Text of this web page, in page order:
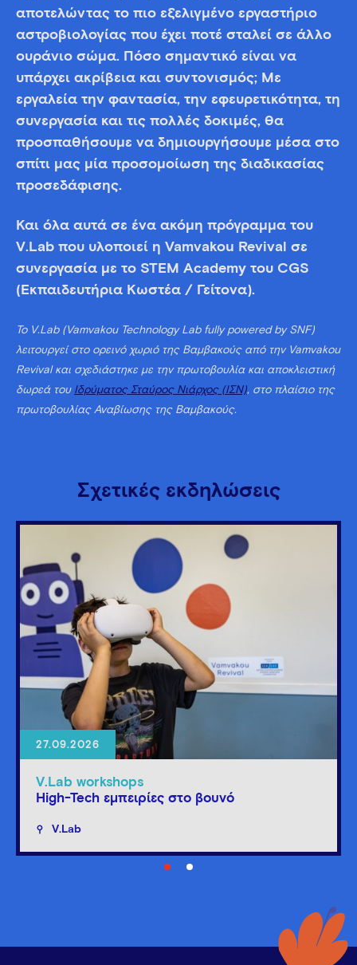
αποτελώντας το πιο εξελιγμένο εργαστήριο
αστροβιολογίας που έχει ποτέ σταλεί σε άλλο
ουράνιο σώμα. Πόσο σημαντικό είναι να
υπάρχει ακρίβεια και συντονισμός; Με
εργαλεία την φαντασία, την εφευρετικότητα, τη
συνεργασία και τις πολλές δοκιμές, θα
προσπαθήσουμε να δημιουργήσουμε μέσα στο
σπίτι μας μία προσομοίωση της διαδικασίας
προσεδάφισης.
Και όλα αυτά σε ένα ακόμη πρόγραμμα του
V.Lab που υλοποιεί η Vamvakou Revival σε
συνεργασία με τo STEM Academy του CGS
(Εκπαιδευτήρια Κωστέα / Γείτονα).
Το V.Lab (Vamvakou Technology Lab fully powered by SNF)
λειτουργεί στο ορεινό χωριό της Βαμβακούς από την Vamvakou
Revival και σχεδιάστηκε με την πρωτοβουλία και αποκλειστική
δωρεά του Ιδρύματος Σταύρος Νιάρχος (ΙΣΝ), στο πλαίσιο της
πρωτοβουλίας Αναβίωσης της Βαμβακούς.
Σχετικές εκδηλώσεις
27.09.2026
V.Lab workshops
High-Tech εμπειρίες στο βουνό
V.Lab